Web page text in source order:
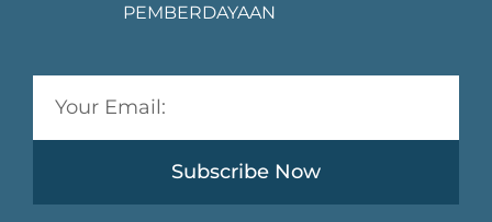
PEMBERDAYAAN
Subscribe Now